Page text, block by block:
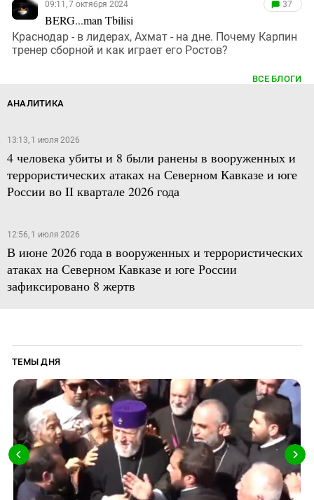
09:11, 7 октября 2024
BERG...man Tbilisi
37
Краснодар - в лидерах, Ахмат - на дне. Почему Карпин
тренер сборной и как играет его Ростов?
ВСЕ БЛОГИ
АНАЛИТИКА
13:13, 1 июля 2026
4 человека убиты и 8 были ранены в вооруженных и
террористических атаках на Северном Кавказе и юге
России во II квартале 2026 года
12:56, 1 июля 2026
В июне 2026 года в вооруженных и террористических
атаках на Северном Кавказе и юге России
зафиксировано 8 жертв
ТЕМЫ ДНЯ